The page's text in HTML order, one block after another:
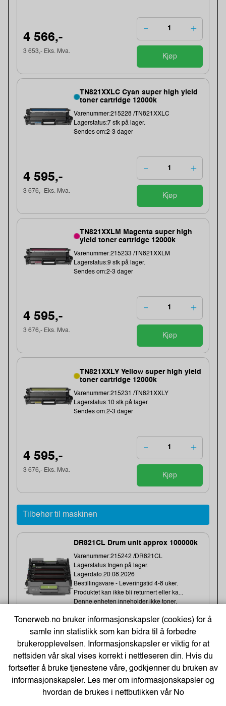
4 566,-
3 653,- Eks. Mva.
Kjøp
TN821XXLC Cyan super high yield
toner cartridge 12000k
Varenummer:215228 /TN821XXLC
Lagerstatus:7 stk på lager.
Sendes om:2-3 dager
4 595,-
3 676,- Eks. Mva.
Kjøp
TN821XXLM Magenta super high
yield toner cartridge 12000k
Varenummer:215233 /TN821XXLM
Lagerstatus:9 stk på lager.
Sendes om:2-3 dager
4 595,-
3 676,- Eks. Mva.
Kjøp
TN821XXLY Yellow super high yield
toner cartridge 12000k
Varenummer:215231 /TN821XXLY
Lagerstatus:10 stk på lager.
Sendes om:2-3 dager
4 595,-
3 676,- Eks. Mva.
Kjøp
Tilbehør til maskinen
DR821CL Drum unit approx 100000k
Varenummer:215242 /DR821CL
Lagerstatus:Ingen på lager.
Lagerdato:20.08.2026
Bestillingsvare - Leveringstid 4-8 uker.
Produktet kan ikke bli returnert eller ka...
Denne enheten inneholder ikke toner.
3 820,-
3 056,- Eks. Mva.
Tonerweb.no bruker informasjonskapsler (cookies) for å
samle inn statistikk som kan bidra til å forbedre
brukeropplevelsen. Informasjonskapsler er viktig for at
nettsiden vår skal vises korrekt i nettleseren din. Hvis du
fortsetter å bruke tjenestene våre, godkjenner du bruken av
informasjonskapsler. Les mer om informasjonskapsler og
hvordan de brukes i nettbutikken vårNo